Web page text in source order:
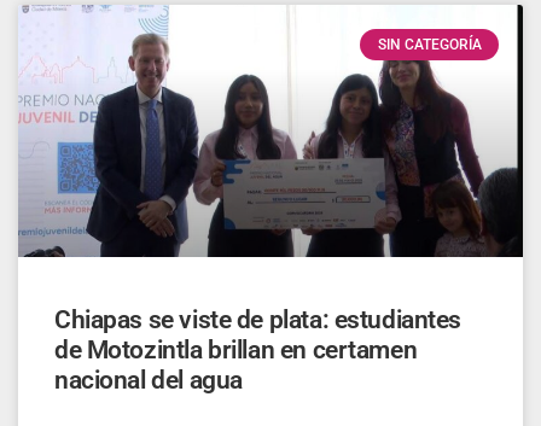
SIN CATEGORÍA
Chiapas se viste de plata: estudiantes
de Motozintla brillan en certamen
nacional del agua